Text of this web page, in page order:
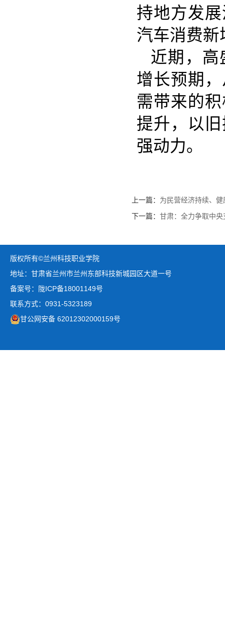
持地方发
汽车消费新
近期，高
增长预期
需带来的
提升，以
强动力。
上一篇： 为民营经济持续、
下一篇： 甘肃：全力争取中
版权所有©兰州科技职业学院
地址：甘肃省兰州市兰州东部科技新城园区大道一号
备案号：陇ICP备18001149号
联系方式：0931-5323189
甘公网安备 62012302000159号